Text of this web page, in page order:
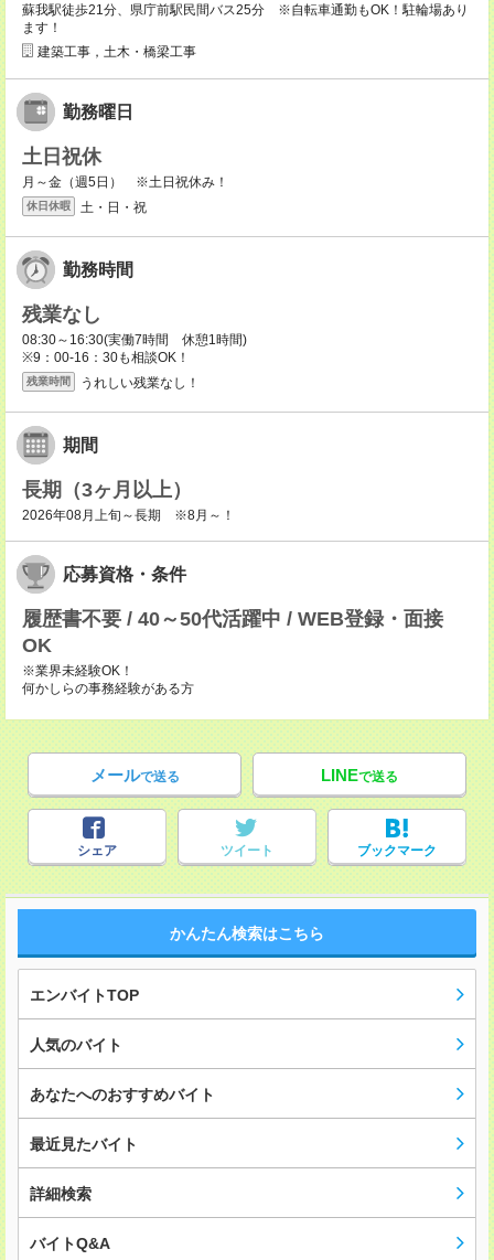
蘇我駅徒歩21分、県庁前駅民間バス25分 ※自転車通勤もOK！駐輪場あり
ます！
建築工事，土木・橋梁工事
勤務曜日
土日祝休
月～金（週5日） ※土日祝休み！
休日休暇 土・日・祝
勤務時間
残業なし
08:30～16:30(実働7時間 休憩1時間)
※9：00-16：30も相談OK！
残業時間 うれしい残業なし！
期間
長期（3ヶ月以上）
2026年08月上旬～長期 ※8月～！
応募資格・条件
履歴書不要 / 40～50代活躍中 / WEB登録・面接
OK
※業界未経験OK！
何かしらの事務経験がある方
メールで送る LINEで送る
シェア ツイート ブックマーク
かんたん検索はこちら
エンバイトTOP
人気のバイト
あなたへのおすすめバイト
最近見たバイト
詳細検索
バイトQ&A